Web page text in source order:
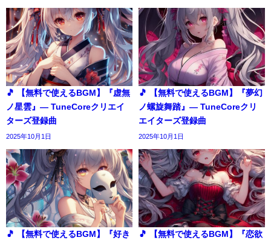
🎵 【無料で使えるBGM】『虚無
ノ星雲』― TuneCoreクリエイ
ターズ登録曲
2025年10月1日
🎵 【無料で使えるBGM】『夢幻
ノ螺旋舞踏』― TuneCoreクリ
エイターズ登録曲
2025年10月1日
🎵 【無料で使えるBGM】『好き
🎵 【無料で使えるBGM】『恋欲